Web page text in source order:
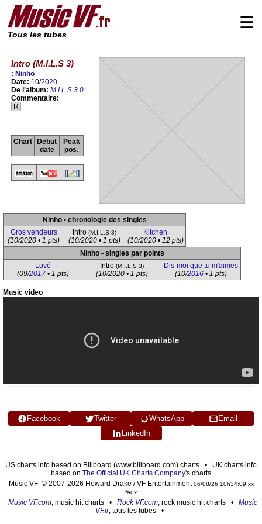
Tous les tubes
☰
Intro (M.I.L.S 3)
: Ninho
Date: 10/2020
De l'album: M.I.L.S 3.0
Commentaire:
R
Chart
Debut
date
Peak
pos.
Ninho • chronologie des singles
Gros vendeurs
(10/2020 • 1 pts)
Intro (M.I.L.S 3)
(10/2020 • 1 pts)
Kitchen
(10/2020 • 12 pts)
Ninho • singles par points
Lové
(09/2017• 1 pts)
Intro (M.I.L.S 3)
(10/2020 • 1 pts)
Dis-moi que tu m'aimes
(10/2016 • 1 pts)
Music video
Facebook Twitter WhatsApp
Email
LinkedIn
US charts info based on Billboard (www.billboard.com) charts • UK charts info
based on The Official UK Charts Company's charts
Music VF © 2007-2026 Howard Drake / VF Entertainment06/08/26 10h34:09 xx
faux
Music VF.com, music hit charts • Rock VF.com, rock music hit charts • Music
VF.fr, tous les tubes •